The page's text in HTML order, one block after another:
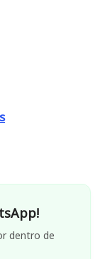
dentro de